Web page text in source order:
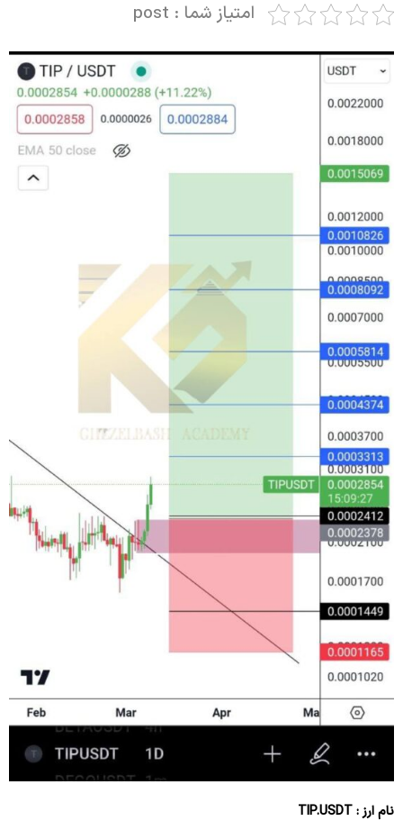
امتیاز شما : post
نام ارز : TIP.USDT